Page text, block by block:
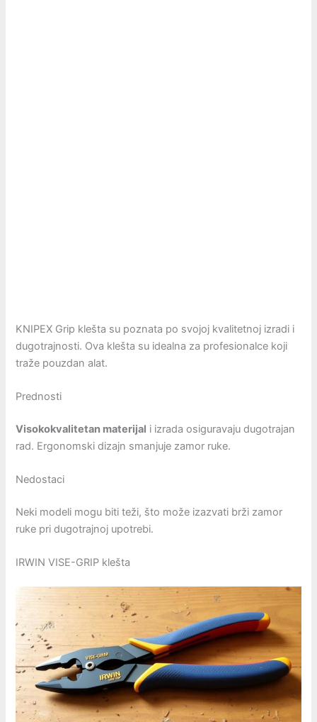
KNIPEX Grip klešta su poznata po svojoj kvalitetnoj izradi i
dugotrajnosti. Ova klešta su idealna za profesionalce koji
traže pouzdan alat.
Prednosti
Visokokvalitetan materijal i izrada osiguravaju dugotrajan
rad. Ergonomski dizajn smanjuje zamor ruke.
Nedostaci
Neki modeli mogu biti teži, što može izazvati brži zamor
ruke pri dugotrajnoj upotrebi.
IRWIN VISE-GRIP klešta